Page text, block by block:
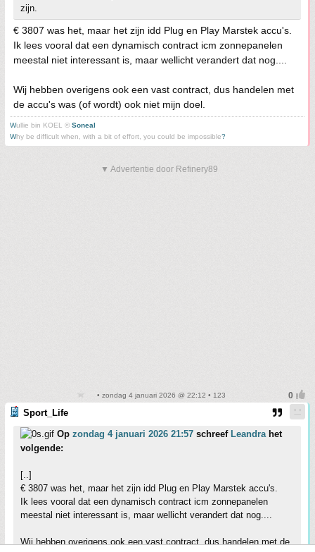
zijn.
€ 3807 was het, maar het zijn idd Plug en Play Marstek accu's.
Ik lees vooral dat een dynamisch contract icm zonnepanelen
meestal niet interessant is, maar wellicht verandert dat nog....
Wij hebben overigens ook een vast contract, dus handelen met
de accu's was (of wordt) ook niet mijn doel.
Wullie bin KOEL © Soneal
Why be difficult when, with a bit of effort, you could be impossible?
▼ Advertentie door Refinery89
• zondag 4 januari 2026 @ 22:12 • 123
Sport_Life
Op zondag 4 januari 2026 21:57 schreef Leandra het
volgende:
[..]
€ 3807 was het, maar het zijn idd Plug en Play Marstek accu's.
Ik lees vooral dat een dynamisch contract icm zonnepanelen
meestal niet interessant is, maar wellicht verandert dat nog....
Wij hebben overigens ook een vast contract, dus handelen met de